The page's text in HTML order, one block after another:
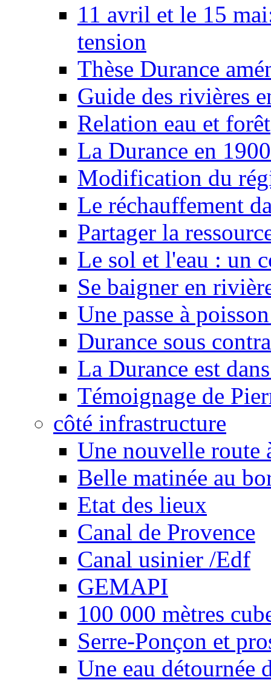
11 avril et le 15
tension
Thèse Durance
Guide des rivières
Relation eau et forêt
La Durance en 1900
Modification du
Le réchauffement
Partager la
Le sol et l'eau : un
Se baigner en
Une passe à
Durance sous
La Durance est
Témoignage de
côté infrastructure
Une nouvelle route
Belle matinée au
Etat des lieux
Canal de Provence
Canal usinier /Edf
GEMAPI
100 000 mètres
Serre-Ponçon et
Une eau détournée